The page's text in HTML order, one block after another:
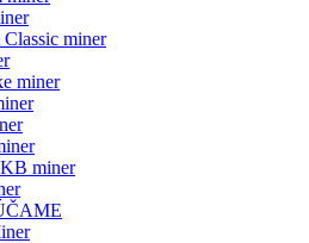
Classic miner
miner
miner